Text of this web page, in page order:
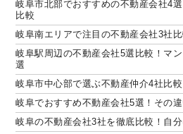
岐阜市北部でおすすめの不動産会社4
比較
岐阜南エリアで注目の不動産会社3社
岐阜駅周辺の不動産会社5選比較！マ
選
岐阜市中心部で選ぶ不動産仲介4社比
岐阜でおすすめ不動産会社5選！その
岐阜の不動産会社3社を徹底比較！自